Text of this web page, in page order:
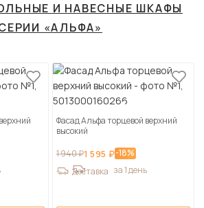
И НАВЕСНЫЕ ШКАФЫ
«АЛЬФА»
Фасад Альфа торцевой верхний
высокий
1 940 ₽1 595 ₽-18%
Доставка за 1 день